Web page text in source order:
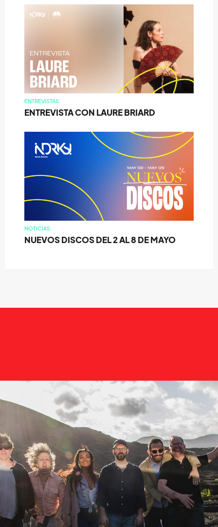
ENTREVISTAS
ENTREVISTA CON LAURE BRIARD
NOTICIAS
NUEVOS DISCOS DEL 2 AL 8 DE MAYO